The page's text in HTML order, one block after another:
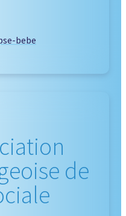
bebe
de